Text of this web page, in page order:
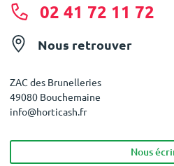
02 41 72 11 72
Nous retrouver
ZAC des Brunelleries
49080 Bouchemaine
info@horticash.fr
Nous